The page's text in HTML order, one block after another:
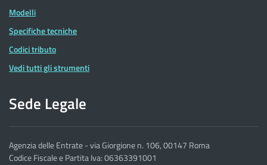
Modelli
Specifiche tecniche
Codici tributo
Vedi tutti gli strumenti
Sede Legale
Agenzia delle Entrate - via Giorgione n. 106, 00147 Roma
Codice Fiscale e Partita Iva: 06363391001